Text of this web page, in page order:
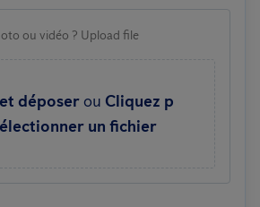
ou vidéo ? Upload file
déposerou Cliquez p
un fichier